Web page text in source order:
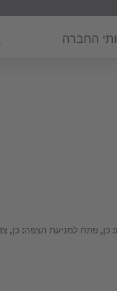
החברה
כן, פתח למניעת הצפה: כן,